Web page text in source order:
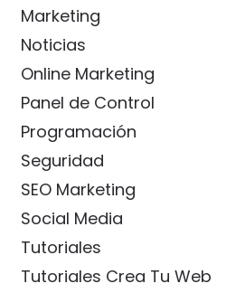
Marketing
Noticias
Online Marketing
Panel de Control
Programación
Seguridad
SEO Marketing
Social Media
Tutoriales
Tutoriales Crea Tu Web